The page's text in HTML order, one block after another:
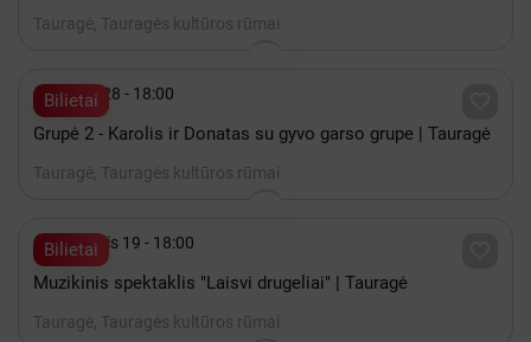
Tauragė, Tauragės kultūros rūmai
Bilietai
 Spalis 28 - 18:00
Grupė 2 - Karolis ir Donatas su gyvo garso grupe | Tauragė
Tauragė, Tauragės kultūros rūmai
Bilietai
 Lapkritis 19 - 18:00
Muzikinis spektaklis "Laisvi drugeliai" | Tauragė
Tauragė, Tauragės kultūros rūmai